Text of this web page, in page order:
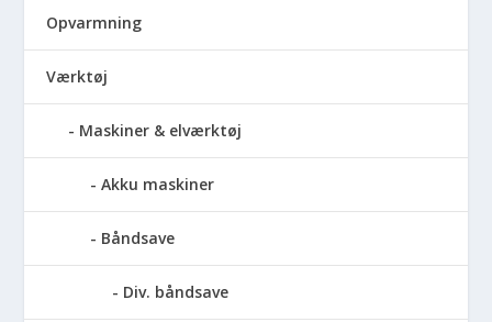
Opvarmning
Værktøj
Maskiner & elværktøj
Akku maskiner
Båndsave
Div. båndsave